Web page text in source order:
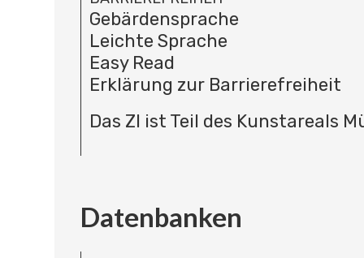
Gebärdensprache
Leichte Sprache
Easy Read
Erklärung zur Barrierefreiheit
Das ZI ist Teil des Kunstareals
Datenbanken